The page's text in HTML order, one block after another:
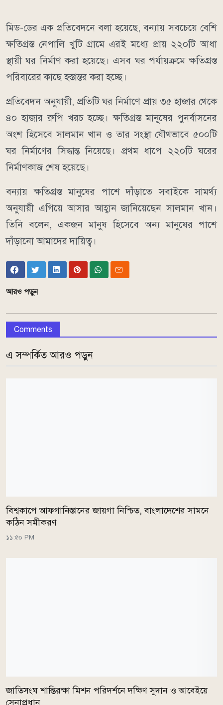
মিড-ডের এক প্রতিবেদনে বলা হয়েছে, বন্যায় সবচেয়ে বেশি
ক্ষতিগ্রস্ত নেপালি খুটি গ্রামে এরই মধ্যে প্রায় ২২০টি আধা
স্থায়ী ঘর নির্মাণ করা হয়েছে। এসব ঘর পর্যায়ক্রমে ক্ষতিগ্রস্ত
পরিবারের কাছে হস্তান্তর করা হচ্ছে।
প্রতিবেদন অনুযায়ী, প্রতিটি ঘর নির্মাণে প্রায় ৩৫ হাজার থেকে
৪০ হাজার রুপি খরচ হচ্ছে। ক্ষতিগ্রস্ত মানুষের পুনর্বাসনের
অংশ হিসেবে সালমান খান ও তার সংস্থা যৌথভাবে ৫০০টি
ঘর নির্মাণের সিদ্ধান্ত নিয়েছে। প্রথম ধাপে ২২০টি ঘরের
নির্মাণকাজ শেষ হয়েছে।
বন্যায় ক্ষতিগ্রস্ত মানুষের পাশে দাঁড়াতে সবাইকে সামর্থ্য
অনুযায়ী এগিয়ে আসার আহ্বান জানিয়েছেন সালমান খান।
তিনি বলেন, একজন মানুষ হিসেবে অন্য মানুষের পাশে
দাঁড়ানো আমাদের দায়িত্ব।
আরও পড়ুন
Comments
এ সম্পর্কিত আরও পড়ুন
বিশ্বকাপে আফগানিস্তানের জায়গা নিশ্চিত, বাংলাদেশের সামনে
কঠিন সমীকরণ
১১:৫০ PM
জাতিসংঘ শান্তিরক্ষা মিশন পরিদর্শনে দক্ষিণ সুদান ও আবেইয়ে
সেনাপ্রধান